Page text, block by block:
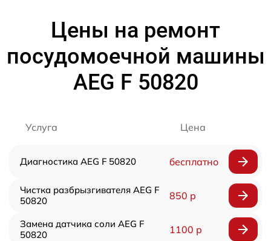
Цены на ремонт
посудомоечной машины
AEG F 50820
Услуга Цена
Диагностика AEG F 50820 бесплатно
Чистка разбрызгивателя AEG F
50820
850 р
Замена датчика соли AEG F
50820
1100 р